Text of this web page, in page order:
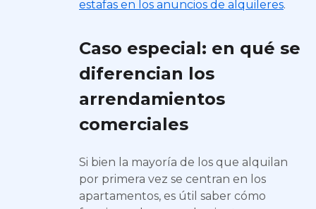
estafas en los anuncios de alquileres.
Caso especial: en qué se
diferencian los
arrendamientos
comerciales
Si bien la mayoría de los que alquilan
por primera vez se centran en los
apartamentos, es útil saber cómo